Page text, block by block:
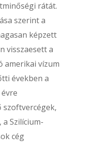
rátát.
szerint a
képzett
visszaesett a
amerikai vízum
években a
Szilícium-
cég